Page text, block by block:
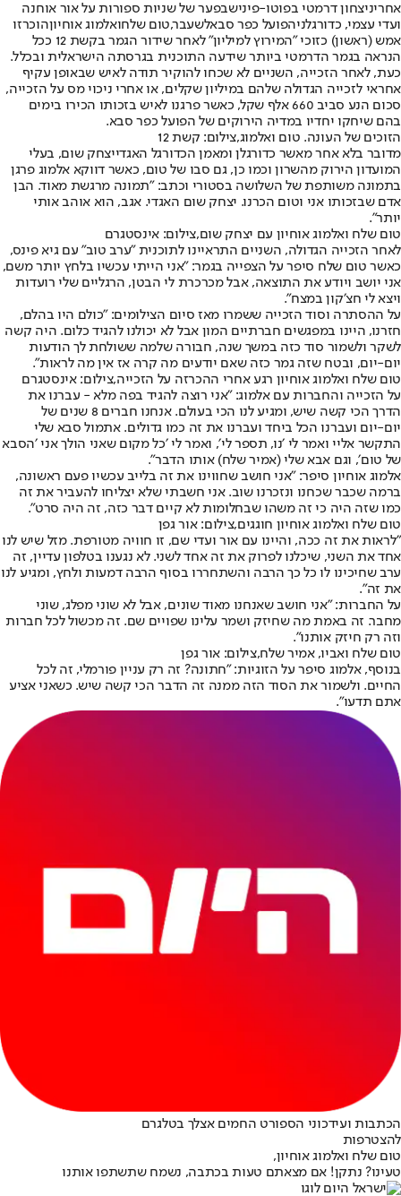
אחריניצחון דרמטי בפוטו-פינישבפער של שניות ספורות על אור אוחנה
ועדי עצמי, כדורגלניהפועל כפר סבאלשעבר,טום שלחואלמוג אוחיוןהוכרזו
אמש (ראשון) כזוכי "המירוץ למיליון
" לאחר שידור הגמר בקשת 12 ככל
הנראה בגמר הדרמטי ביותר שידעה התוכנית בגרסתה הישראלית ובכלל.
כעת, לאחר הזכייה, השניים לא שכחו להוקיר תודה לאיש שבאופן עקיף
אחראי לזכייה הגדולה שלהם במיליון שקלים, או אחרי ניכוי מס על הזכייה,
סכום הנע סביב 660 אלף שקל, כאשר פרגנו לאיש בזכותו הכירו בימים
בהם שיחקו יחדיו במדיה הירוקים של הפועל כפר סבא.
הזוכים של העונה. טום ואלמוג,צילום: קשת 12
מדובר בלא אחר מאשר כדורגלן ומאמן הכדורגל האגדייצחק שום, בעלי
המועדון הירוק מהשרון וכמו כן, גם סבו של טום, כאשר דווקא אלמוג פרגן
בתמונה משותפת של השלושה בסטורי וכתב: "תמונה מרגשת מאוד. הבן
אדם שבזכותו אני וטום הכרנו. יצחק שום האגדי. אגב, הוא אוהב אותי
יותר".
טום שלח ואלמוג אוחיון עם יצחק שום,צילום: אינסטגרם
לאחר הזכייה הגדולה, השניים התראיינו לתוכנית "ערב טוב" עם גיא פינס,
כאשר טום שלח סיפר על הצפייה בגמר: "אני הייתי עכשיו בלחץ יותר משם,
אני יושב ויודע את התוצאה, אבל מכרכרת לי הבטן, הרגליים שלי רועדות
ויצא לי חצ׳קון במצח".
על ההסתרה וסוד הזכייה ששמרו מאז סיום הצילומים: "כולם היו בהלם,
חזרנו, היינו במפגשים חברתיים המון אבל לא יכולנו להגיד כלום. היה קשה
לשקר ולשמור סוד כזה במשך שנה, חבורה שלמה ששולחת לך הודעות
יום-יום, ובטח שזה גמר כזה שאם יודעים מה קרה אז אין מה לראות".
טום שלח ואלמוג אוחיון רגע אחרי ההכרזה על הזכייה,צילום: אינסטגרם
על הזכייה והחברות עם אלמוג: "אני רוצה להגיד בפה מלא - עברנו את
הדרך הכי קשה שיש, ומגיע לנו הכי בעולם. אנחנו חברים 8 שנים של
יום-יום ועברנו הכל ביחד ועברנו את זה כמו גדולים. אתמול סבא שלי
התקשר אליי ואמר לי ׳נו, תספר לי׳, ואמר לי ׳כל מקום שאני הולך אני ׳הסבא
של טום׳, וגם אבא שלי (אמיר שלח) אותו הדבר״.
אלמוג אוחיון סיפר: ״אני חושב שחווינו את זה בלייב עכשיו פעם ראשונה,
ברמה שכבר שכחנו ונזכרנו שוב. אני חשבתי שלא יצליחו להעביר את זה
כמו שזה היה כי זה משהו שבחלומות לא קיים דבר כזה, זה היה סרט".
טום שלח ואלמוג אוחיון חוגגים,צילום: אור גפן
"לראות את זה ככה, והיינו עם אור ועדי שם, זו חוויה מטורפת. מזל שיש לנו
אחד את השני, שיכלנו לפרוק את זה אחד לשני. לא נגענו בטלפון עדיין, זה
ערב שחיכינו לו כל כך הרבה והשתחררו בסוף הרבה דמעות ולחץ, ומגיע לנו
את זה".
על החברות: "אני חושב שאנחנו מאוד שונים, אבל לא שוני מפלג, שוני
מחבר. זה באמת מה שחיזק ושמר עלינו שפויים שם. זה מכשול לכל חברות
וזה רק חיזק אותנו".
טום שלח ואביו, אמיר שלח,צילום: אור גפן
בנוסף, אלמוג סיפר על הזוגיות: "חתונה? זה רק עניין פורמלי, זה לכל
החיים. ולשמור את הסוד הזה ממנה זה הדבר הכי קשה שיש. כשאני אציע
אתם תדעו״.
הכתבות ועידכוני הספורט החמים אצלך בטלגרם
להצטרפות
טום שלח ואלמוג אוחיון,
טעינו? נתקן! אם מצאתם טעות בכתבה, נשמח שתשתפו אותנו